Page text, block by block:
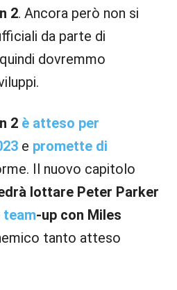
2. Ancora però non si
da parte di
dovremmo
2 è atteso per
e promette di
Il nuovo capitolo
lottare Peter Parker
team-up con Miles
tanto atteso